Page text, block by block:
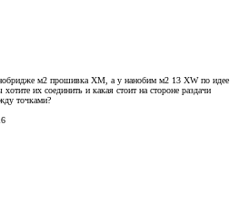
м2 прошивка XM, а у нанобим м2 13 XW по идее
их соединить и какая стоит на стороне раздачи
точками?